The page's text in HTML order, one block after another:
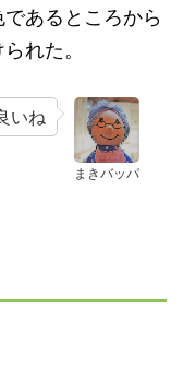
あるところから
れた。
まきバッパ
いね